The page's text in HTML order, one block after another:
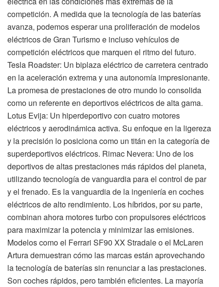
competición. A medida que la tecnología de las baterías
avanza, podemos esperar una proliferación de modelos
eléctricos de Gran Turismo e incluso vehículos de
competición eléctricos que marquen el ritmo del futuro.
Tesla Roadster: Un biplaza eléctrico de carretera centrado
en la aceleración extrema y una autonomía impresionante.
La promesa de prestaciones de otro mundo lo consolida
como un referente en deportivos eléctricos de alta gama.
Lotus Evija: Un hiperdeportivo con cuatro motores
eléctricos y aerodinámica activa. Su enfoque en la ligereza
y la precisión lo posiciona como un titán en la categoría de
superdeportivos eléctricos. Rimac Nevera: Uno de los
deportivos de altas prestaciones más rápidos del planeta,
utilizando tecnología de vanguardia para el control de par
y el frenado. Es la vanguardia de la ingeniería en coches
eléctricos de alto rendimiento. Los híbridos, por su parte,
combinan ahora motores turbo con propulsores eléctricos
para maximizar la potencia y minimizar las emisiones.
Modelos como el Ferrari SF90 XX Stradale o el McLaren
Artura demuestran cómo las marcas están aprovechando
la tecnología de baterías sin renunciar a las prestaciones.
Son coches rápidos, pero también eficientes. La mayoría